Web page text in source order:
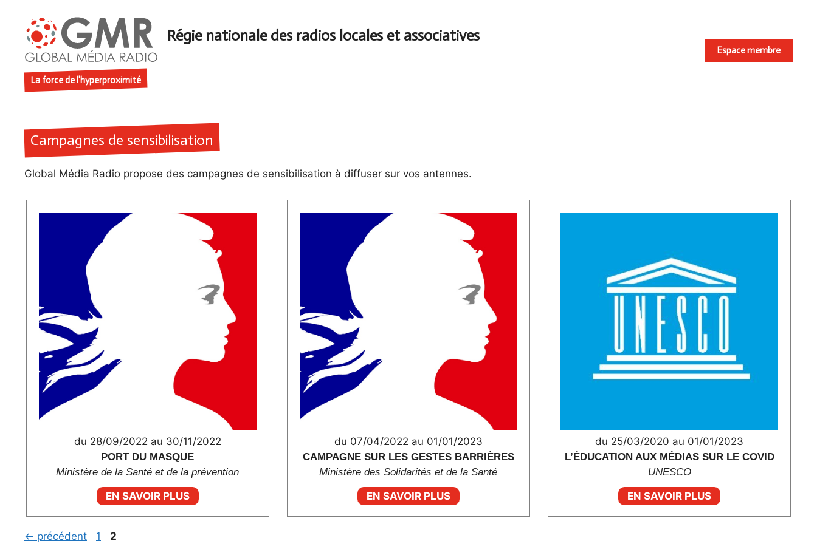
contenu
La force de l'hyperproximité
Espace membre
Campagnes de sensibilisation
Global Média Radio propose des campagnes de sensibilisation à diffuser sur vos antennes.
du 28/09/2022 au 30/11/2022
PORT DU MASQUE
Ministère de la Santé et de la prévention
EN SAVOIR PLUS
du 07/04/2022 au 01/01/2023
CAMPAGNE SUR LES GESTES BARRIÈRES
Ministère des Solidarités et de la Santé
EN SAVOIR PLUS
du 25/03/2020 au 01/01/2023
L’ÉDUCATION AUX MÉDIAS SUR LE COVID
UNESCO
EN SAVOIR PLUS
← précédent Page
1 Page
2